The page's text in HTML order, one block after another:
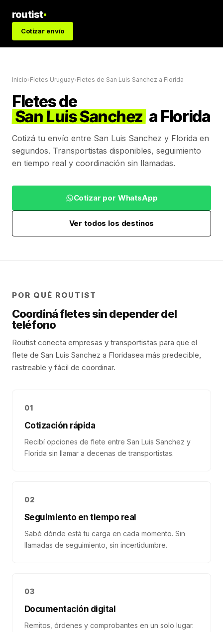
routist
Cotizar envío
Inicio›Fletes Uruguay›Fletes de San Luis Sanchez a Florida
Fletes de
San Luis Sanchez a Florida
Cotizá tu envío entre San Luis Sanchez y Florida en
segundos. Transportistas disponibles, seguimiento
en tiempo real y coordinación sin llamadas.
Cotizar por WhatsApp
Ver todos los destinos
POR QUÉ ROUTIST
Coordiná fletes sin depender del
teléfono
Routist conecta empresas y transportistas para que el
flete de San Luis Sanchez a Floridasea más predecible,
rastreable y fácil de coordinar.
01
Cotización rápida
Recibí opciones de flete entre San Luis Sanchez y
Florida sin llamar a decenas de transportistas.
02
Seguimiento en tiempo real
Sabé dónde está tu carga en cada momento. Sin
llamadas de seguimiento, sin incertidumbre.
03
Documentación digital
Remitos, órdenes y comprobantes en un solo lugar.